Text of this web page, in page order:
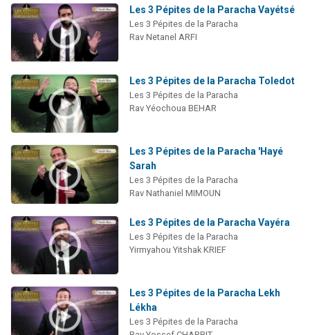
Les 3 Pépites de la Paracha Vayétsé
Les 3 Pépites de la Paracha
Rav Netanel ARFI
Les 3 Pépites de la Paracha Toledot
Les 3 Pépites de la Paracha
Rav Yéochoua BEHAR
Les 3 Pépites de la Paracha 'Hayé
Sarah
Les 3 Pépites de la Paracha
Rav Nathaniel MIMOUN
Les 3 Pépites de la Paracha Vayéra
Les 3 Pépites de la Paracha
Yirmyahou Yitshak KRIEF
Les 3 Pépites de la Paracha Lekh
Lékha
Les 3 Pépites de la Paracha